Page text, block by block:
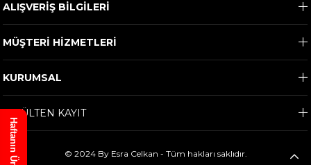
ALIŞVERİŞ BİLGİLERİ
MÜŞTERİ HİZMETLERİ
KURUMSAL
E-BÜLTEN KAYIT
© 2024 By Esra Celkan - Tüm hakları saklıdır.
Haftanın Ürünü